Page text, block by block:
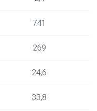
741
269
24,6
33,8